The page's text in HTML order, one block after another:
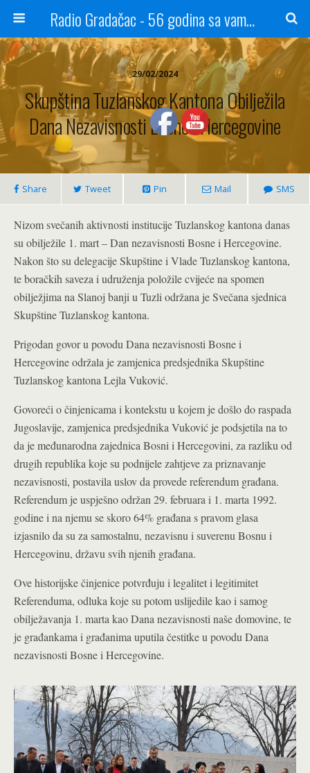
Radio Gradačac - 56 godina sa vama...
29/02/2024
Skupština Tuzlanskog Kantona Obilježila
Dana Nezavisnosti Bosne I Hercegovine
Share Tweet Pin Mail SMS
Nizom svečanih aktivnosti institucije Tuzlanskog kantona danas
su obilježile 1. mart – Dan nezavisnosti Bosne i Hercegovine.
Nakon što su delegacije Skupštine i Vlade Tuzlanskog kantona,
te boračkih saveza i udruženja položile cvijeće na spomen
obilježjima na Slanoj banji u Tuzli održana je Svečana sjednica
Skupštine Tuzlanskog kantona.
Prigodan govor u povodu Dana nezavisnosti Bosne i
Hercegovine održala je zamjenica predsjednika Skupštine
Tuzlanskog kantona Lejla Vuković.
Govoreći o činjenicama i kontekstu u kojem je došlo do raspada
Jugoslavije, zamjenica predsjednika Vuković je podsjetila na to
da je međunarodna zajednica Bosni i Hercegovini, za razliku od
drugih republika koje su podnijele zahtjeve za priznavanje
nezavisnosti, postavila uslov da provede referendum građana.
Referendum je uspješno održan 29. februara i 1. marta 1992.
godine i na njemu se skoro 64% građana s pravom glasa
izjasnilo da su za samostalnu, nezavisnu i suverenu Bosnu i
Hercegovinu, državu svih njenih građana.
Ove historijske činjenice potvrđuju i legalitet i legitimitet
Referenduma, odluka koje su potom uslijedile kao i samog
obilježavanja 1. marta kao Dana nezavisnosti naše domovine, te
je građankama i građanima uputila čestitke u povodu Dana
nezavisnosti Bosne i Hercegovine.